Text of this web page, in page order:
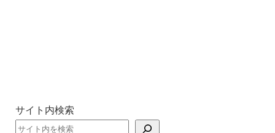
サイト内検索